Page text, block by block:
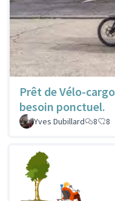
Prêt de Vélo-
besoin ponctuel.
Yves Dubillard
8 8